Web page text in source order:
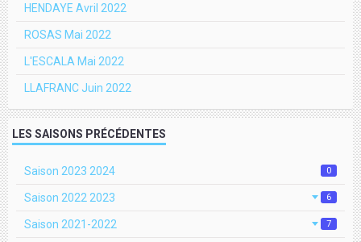
HENDAYE Avril 2022
ROSAS Mai 2022
L'ESCALA Mai 2022
LLAFRANC Juin 2022
LES SAISONS PRÉCÉDENTES
Saison 2023 2024 0
Saison 2022 2023 6
Saison 2021-2022 7